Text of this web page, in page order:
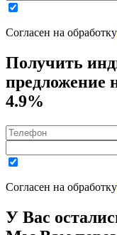
Согласен на обработку
Получить
предложение
4.9%
Согласен на обработку
У Вас